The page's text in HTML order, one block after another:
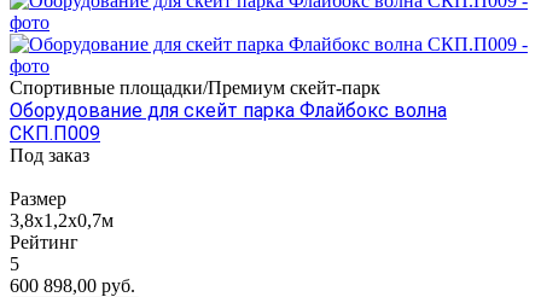
Спортивные площадки/Премиум скейт-парк
Оборудование для скейт парка Флайбокс волна
СКП.П009
Под заказ
Размер
3,8х1,2х0,7м
Рейтинг
5
600 898,00 руб.